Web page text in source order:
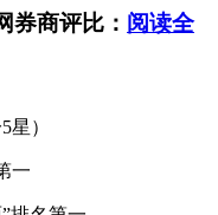
券商评比： 阅读全
星）
一